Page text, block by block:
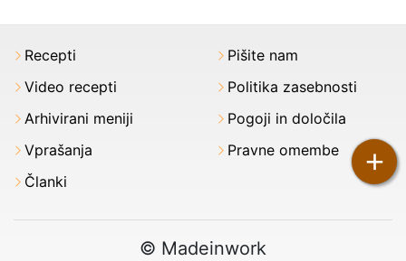
+
Recepti
Video recepti
Arhivirani meniji
Vprašanja
Članki
Pišite nam
Politika zasebnosti
Pogoji in določila
Pravne omembe
© Madeinwork